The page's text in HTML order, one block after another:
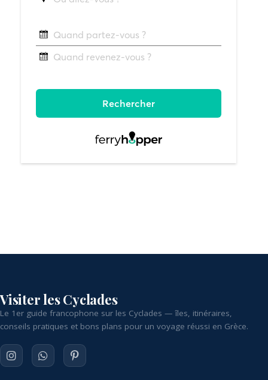
Visiter les Cyclades
Le 1er guide francophone sur les Cyclades — îles, itinéraires,
conseils pratiques et bons plans pour un voyage réussi en Grèce.